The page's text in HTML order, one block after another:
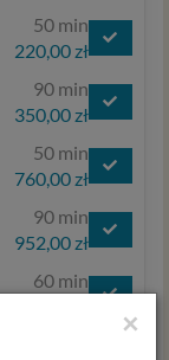
50 min
220,00 zł
90 min
350,00 zł
50 min
760,00 zł
90 min
952,00 zł
60 min
×